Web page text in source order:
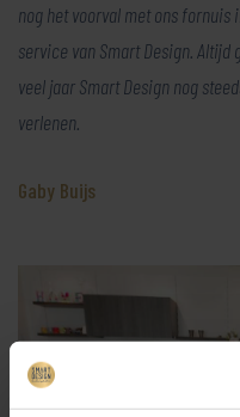
nog het voorval met ons fornuis
service van Smart Design. Altijd
veel jaar Smart Design nog
verlenen.
Gaby Buijs